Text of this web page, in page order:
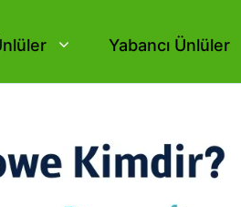
Yabancı Ünlüler